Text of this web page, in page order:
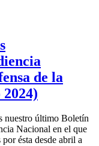
de la
nuestro último Boletín
Nacional en el que
ésta desde abril a